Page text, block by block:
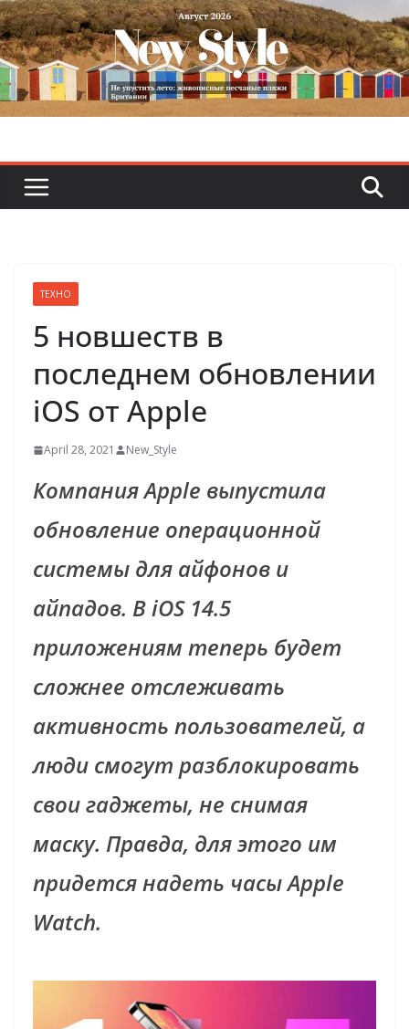
Skip
to
content
ТЕХНО
5 новшеств в
последнем обновлении
iOS от Apple
April 28, 2021 New_Style
КомпанияApple выпустила
обновление операционной
системы для айфонов и
айпадов. В iOS 14.5
приложениям теперь будет
сложнее отслеживать
активность пользователей, а
люди смогут разблокировать
свои гаджеты, не снимая
маску. Правда, для этого им
придется надеть часы Apple
Watch.